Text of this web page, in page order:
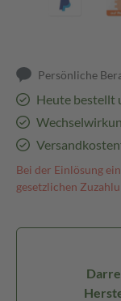
Persönliche
Heute bestellt
Bei der Einlösung
gesetzlichen